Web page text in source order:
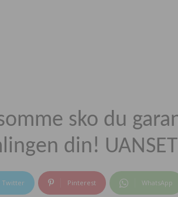
sko du
din!
Twitter Pinterest WhatsApp